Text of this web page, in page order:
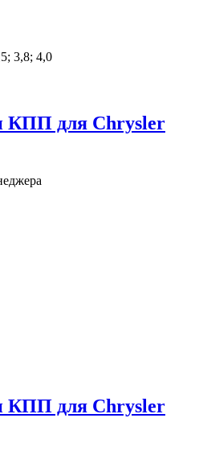
3,8; 4,0
КПП для Chrysler
КПП для Chrysler